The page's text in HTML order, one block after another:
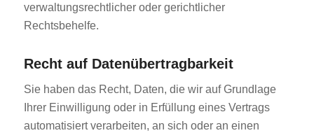
verwaltungsrechtlicher oder gerichtlicher
Rechtsbehelfe.
Recht auf Daten­übertrag­barkeit
Sie haben das Recht, Daten, die wir auf Grundlage
Ihrer Einwilligung oder in Erfüllung eines Vertrags
automatisiert verarbeiten, an sich oder an einen